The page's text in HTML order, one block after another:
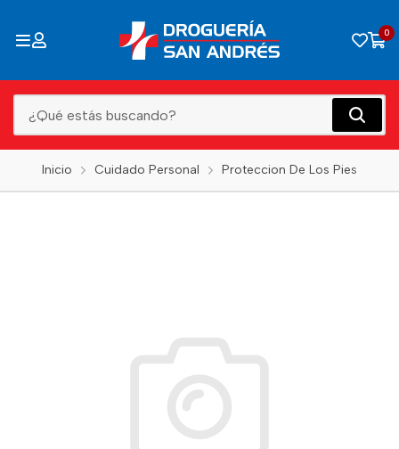
0
Inicio Cuidado Personal Proteccion De Los Pies